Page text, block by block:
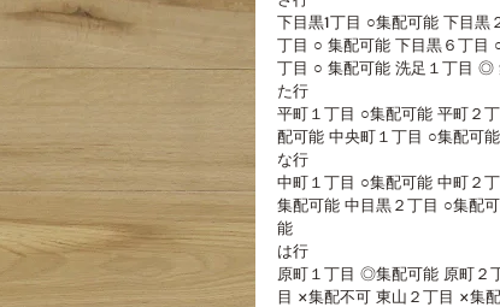
下目黒1丁目 ○集配可能 下目黒
丁目 ○ 集配可能 下目黒６丁目
丁目 ○ 集配可能 洗足１丁目
た行
平町１丁目 ○集配可能 平町２
配可能 中央町１丁目 ○集配可
な行
中町１丁目 ○集配可能 中町２
集配可能 中目黒２丁目 ○集配
能
は行
原町１丁目 ◎集配可能 原町２
目 ×集配不可 東山２丁目 ×集